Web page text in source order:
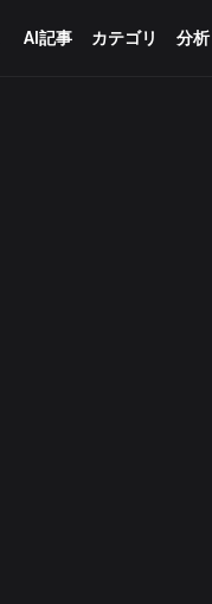
AI記事 カテゴリ 分析